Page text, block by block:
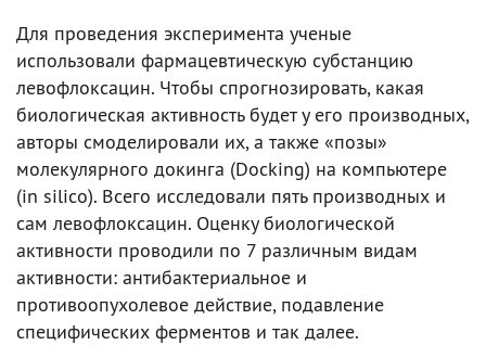
Для проведения эксперимента ученые
использовали фармацевтическую субстанцию
левофлоксацин. Чтобы спрогнозировать, какая
биологическая активность будет у его производных,
авторы смоделировали их, а также «позы»
молекулярного докинга (Docking) на компьютере
(in silico). Всего исследовали пять производных и
сам левофлоксацин. Оценку биологической
активности проводили по 7 различным видам
активности: антибактериальное и
противоопухолевое действие, подавление
специфических ферментов и так далее.